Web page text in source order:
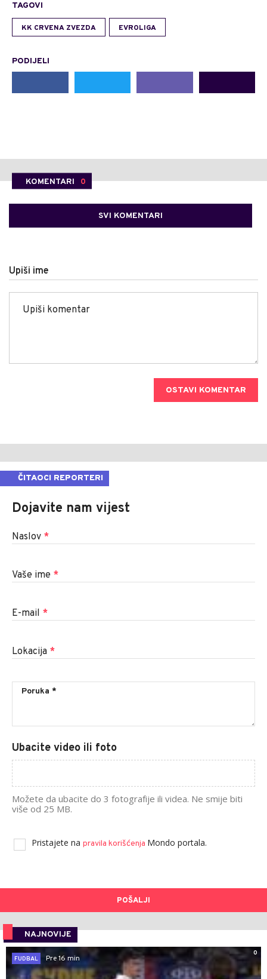
TAGOVI
KK CRVENA ZVEZDA EVROLIGA
PODIJELI
KOMENTARI 0
SVI KOMENTARI
Upiši ime
OSTAVI KOMENTAR
ČITAOCI REPORTERI
Dojavite nam vijest
Naslov *
Vaše ime *
E-mail *
Lokacija *
Ubacite video ili foto
Možete da ubacite do 3 fotografije ili videa. Ne smije biti
više od 25 MB.
Pristajete na pravila korišćenja Mondo portala.
POŠALJI
NAJNOVIJE
0
FUDBAL
Pre 16 min